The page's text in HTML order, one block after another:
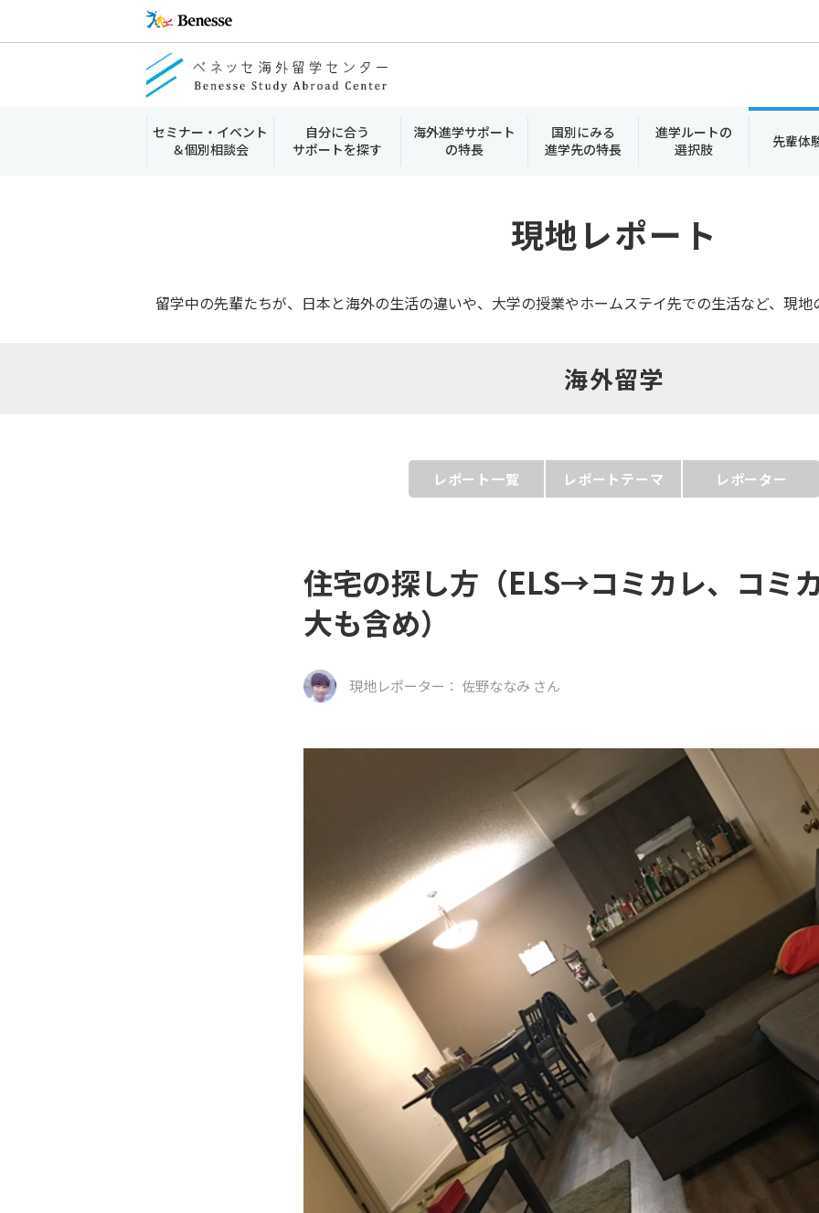
セミナー・イベント
＆個別相談会
自分に合う
サポートを探す
海外進学サポート
の特長
国別にみる
進学先の特長
進学ルートの
選択肢
先輩体
現地レポート
留学中の先輩たちが、日本と海外の生活の違いや、大学の授業やホームステイ先での生活など、現地
海外留学
レポート一覧 レポートテーマ レポーター
住宅の探し方（ELS→コミカレ、コミ
大も含め）
現地レポーター： 佐野ななみ さん